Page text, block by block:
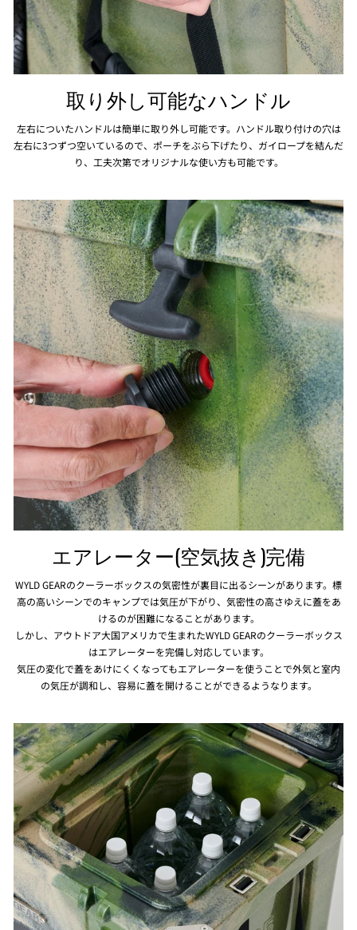
取り外し可能なハンドル
左右についたハンドルは簡単に取り外し可能です。ハンドル取り付けの穴は
左右に3つずつ空いているので、ポーチをぶら下げたり、ガイロープを結んだ
り、工夫次第でオリジナルな使い方も可能です。
エアレーター(空気抜き)完備
WYLD GEARのクーラーボックスの気密性が裏目に出るシーンがあります。標
高の高いシーンでのキャンプでは気圧が下がり、気密性の高さゆえに蓋をあ
けるのが困難になることがあります。
しかし、アウトドア大国アメリカで生まれたWYLD GEARのクーラーボックス
はエアレーターを完備し対応しています。
気圧の変化で蓋をあけにくくなってもエアレーターを使うことで外気と室内
の気圧が調和し、容易に蓋を開けることができるようなります。